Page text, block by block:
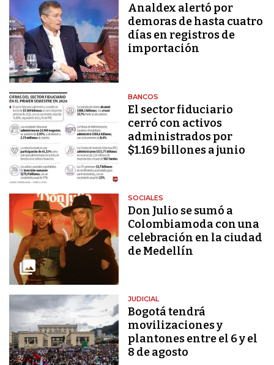
Analdex alertó por
demoras de hasta cuatro
días en registros de
importación
BANCOS
El sector fiduciario
cerró con activos
administrados por
$1.169 billones a junio
SOCIALES
Don Julio se sumó a
Colombiamoda con una
celebración en la ciudad
de Medellín
JUDICIAL
Bogotá tendrá
movilizaciones y
plantones entre el 6 y el
8 de agosto